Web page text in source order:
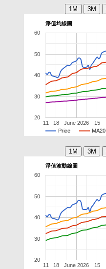
淨值均線圖
Price MA20
June 2026
11 18 15
20
30
40
50
60
淨值波動線圖
June 2026
11 18 15
20
30
40
50
60